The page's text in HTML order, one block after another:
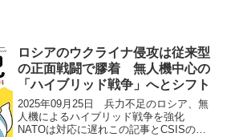
ロシアのウクライナ侵攻は従来型
の正面戦闘で膠着 無人機中心の
「ハイブリッド戦争」へとシフト
2025年09月25日 兵力不足のロシア、無
人機によるハイブリッド戦争を強化
NATOは対応に遅れこの記事とCSISのレ